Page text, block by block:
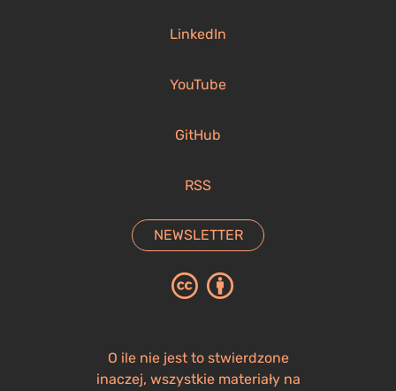
LinkedIn
YouTube
GitHub
RSS
NEWSLETTER
O ile nie jest to stwierdzone
inaczej, wszystkie materiały na